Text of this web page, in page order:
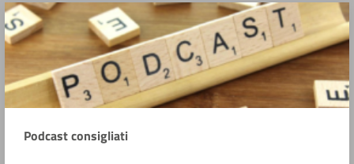
Podcast consigliati